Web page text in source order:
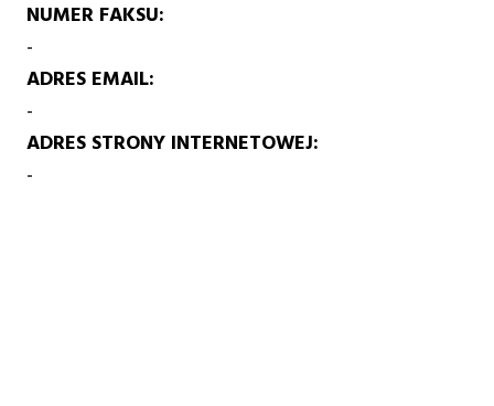
NUMER FAKSU
-
ADRES EMAIL
-
ADRES STRONY INTERNETOWEJ
-